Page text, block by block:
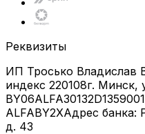
Реквизиты
ИП Тросько Владислав
индекс 220108г. Минск,
ALFABY2XАдрес банка:
д. 43